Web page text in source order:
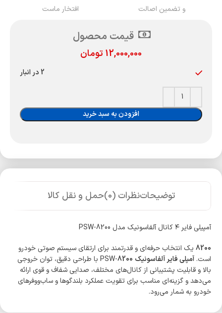
و تضمین اصالت افتخار ماست
قیمت محصول
12,000,000 تومان
2 در انبار
افزودن به سبد خرید
توضیحاتنظرات (0) حمل و نقل کالا
آمپیلی فایر ۴ کانال آلفاسونیک مدل PSW-8200
8200 یک انتخاب حرفه‌ای و قدرتمند برای ارتقای سیستم صوتی خودرو
است. آمپلی فایر آلفاسونیک 8200
با طراحی دقیق، توان خروجی
بالا و قابلیت پشتیبانی از کانال‌های مختلف، صدایی شفاف و قوی ارائه
می‌دهد و گزینه‌ای مناسب برای تقویت عملکرد بلندگوها و ساب‌ووفرهای
خودرو به شمار می‌رود.